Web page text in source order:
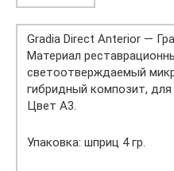
Gradia Direct Anterior —
Материал
светоотверждаемый
гибридный композит, для
Цвет А3.
Упаковка: шприц 4 гр.